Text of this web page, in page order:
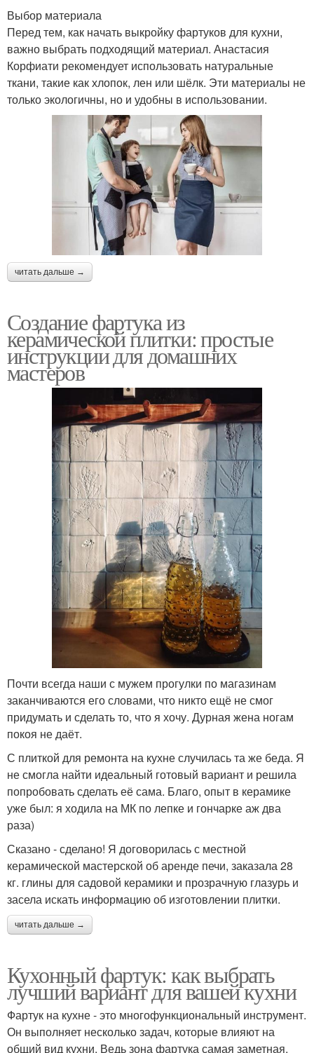
Выбор материала
Перед тем, как начать выкройку фартуков для кухни,
важно выбрать подходящий материал. Анастасия
Корфиати рекомендует использовать натуральные
ткани, такие как хлопок, лен или шёлк. Эти материалы не
только экологичны, но и удобны в использовании.
читать дальше →
Создание фартука из
керамической плитки: простые
инструкции для домашних
мастеров
Почти всегда наши с мужем прогулки по магазинам
заканчиваются его словами, что никто ещё не смог
придумать и сделать то, что я хочу. Дурная жена ногам
покоя не даёт.
С плиткой для ремонта на кухне случилась та же беда. Я
не смогла найти идеальный готовый вариант и решила
попробовать сделать её сама. Благо, опыт в керамике
уже был: я ходила на МК по лепке и гончарке аж два
раза)
Сказано - сделано! Я договорилась с местной
керамической мастерской об аренде печи, заказала 28
кг. глины для садовой керамики и прозрачную глазурь и
засела искать информацию об изготовлении плитки.
читать дальше →
Кухонный фартук: как выбрать
лучший вариант для вашей кухни
Фартук на кухне - это многофункциональный инструмент.
Он выполняет несколько задач, которые влияют на
общий вид кухни. Ведь зона фартука самая заметная,